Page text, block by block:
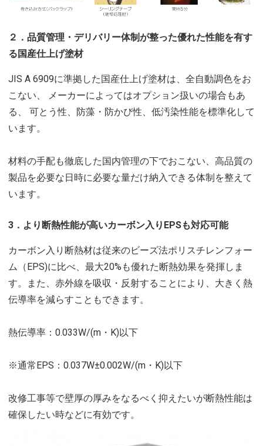
２．品質管理・デリバリー体制が整った優れた性能を有す
る国産仕上げ塗材
JIS A 6909に準拠した国産仕上げ塗材は、全自動調色をお
こない、 メーカーによってはオプション扱いの場合もあ
る、 可とう性、防藻・防かび性、低汚染性能を標準化して
います。
材料の手配も徹底した国内管理の下でおこない、高品質の
製品を必要な日時に必要な量だけ納入できる体制を整えて
います。
3．より断熱性能が高いカーボン入りEPSも対応可能
カーボン入り断熱材は従来のビーズ法ポリスチレンフォー
ム（EPS)に比べ、最大20%も優れた断熱効果を発揮しま
す。また、赤外線を吸収・反射することにより、大きく熱
伝導率を減らすこともできます。
熱伝導率：0.033W/(m・K)以下
※通常EPS：0.037W±0.002W/(m・K)以下
改修工事等で壁厚の厚みをなるべく抑えたいが断熱性能は
確保したい時などに有効です。